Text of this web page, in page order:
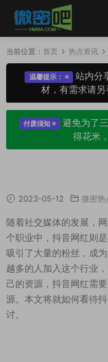
当前位置： 首页 热点资讯
温馨提示：
站内分
材，有需求请另
付废须知
避免为了
得花米
2023-05-12 微密热
随着社交媒体的发展，
个职业中，抖音网红则
吸引了大量的粉丝，成
越多的人加入这个行业
己的资源，抖音网红需
源。本文将就如何看待
讨。